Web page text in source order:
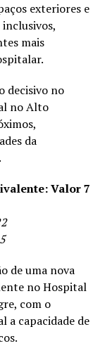
exteriores e
inclusivos,
mais
decisivo no
no Alto
da
Valor 7
de uma nova
no Hospital
com o
a capacidade de